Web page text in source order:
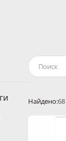
Найдено:68